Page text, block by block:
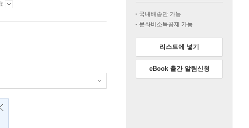
국내배송만 가능
문화비소득공제 가능
리스트에 넣기
eBook 출간 알림신청